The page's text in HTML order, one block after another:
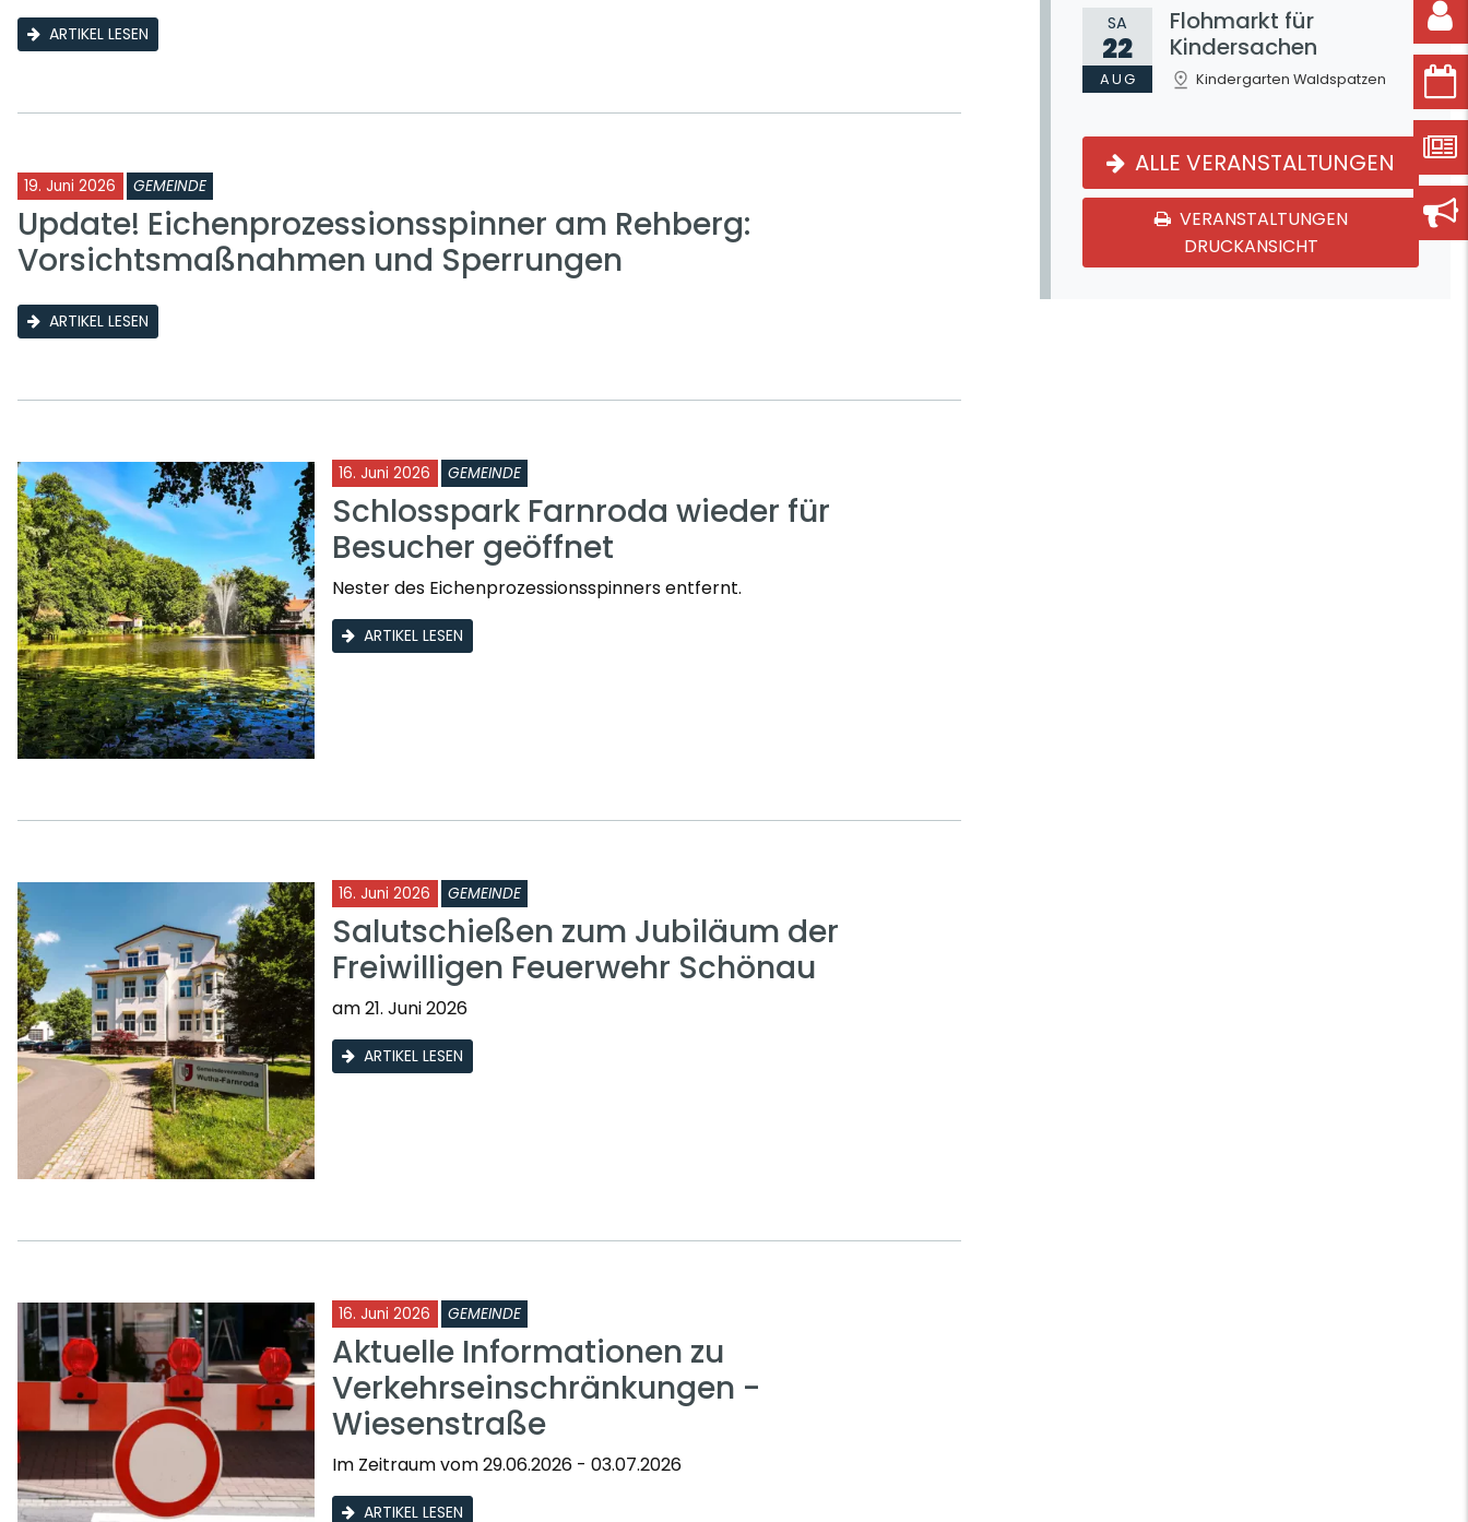
ARTIKEL LESEN
19. Juni 2026 GEMEINDE
Update! Eichenprozessionsspinner am Rehberg:
Vorsichtsmaßnahmen und Sperrungen
ARTIKEL LESEN
16. Juni 2026 GEMEINDE
Schlosspark Farnroda wieder für
Besucher geöffnet
Nester des Eichenprozessionsspinners entfernt.
ARTIKEL LESEN
16. Juni 2026 GEMEINDE
Salutschießen zum Jubiläum der
Freiwilligen Feuerwehr Schönau
am 21. Juni 2026
ARTIKEL LESEN
16. Juni 2026 GEMEINDE
Aktuelle Informationen zu
Verkehrseinschränkungen -
Wiesenstraße
Im Zeitraum vom 29.06.2026 - 03.07.2026
ARTIKEL LESEN
SA
22
AUG
Flohmarkt für
Kindersachen
Kindergarten Waldspatzen
ALLE VERANSTALTUNGEN
VERANSTALTUNGEN
DRUCKANSICHT